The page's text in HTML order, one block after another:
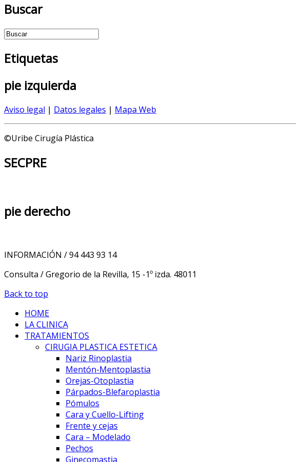
Buscar
Etiquetas
pie izquierda
Aviso legal | Datos legales | Mapa Web
©Uribe Cirugía Plástica
SECPRE
pie derecho
INFORMACIÓN / 94 443 93 14
Consulta / Gregorio de la Revilla, 15 -1º izda. 48011
Back to top
HOME
LA CLINICA
TRATAMIENTOS
CIRUGIA PLASTICA ESTETICA
Nariz Rinoplastia
Mentón-Mentoplastia
Orejas-Otoplastia
Párpados-Blefaroplastia
Pómulos
Cara y Cuello-Lifting
Frente y cejas
Cara – Modelado
Pechos
Ginecomastia